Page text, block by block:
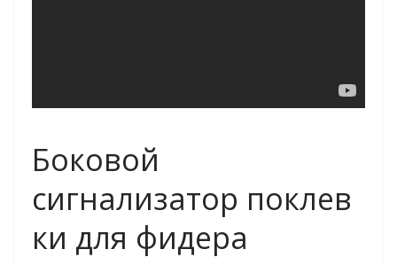
Боковой
сигнализатор поклев
ки для фидера